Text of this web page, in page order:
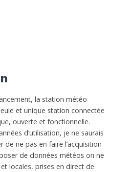
la station météo
et unique station connectée
ouverte et fonctionnelle.
d’utilisation, je ne saurais
de ne pas en faire l’acquisition
de données météos on ne
locales, prises en direct de